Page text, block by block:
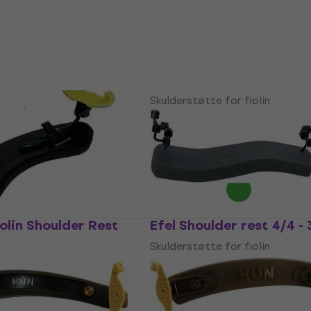
for
fiolin
NKr
Skulderstøtte for fiolin
4,8
787,70 NKr
MUZMUZ-
1 104 NKr
Shoulder Rest
fiolin
Efel Shoulder rest 4/4 -
Skulderstøtte for fiolin
4,8
465 NKrmed kode MUZMUZ-15
579 NKr